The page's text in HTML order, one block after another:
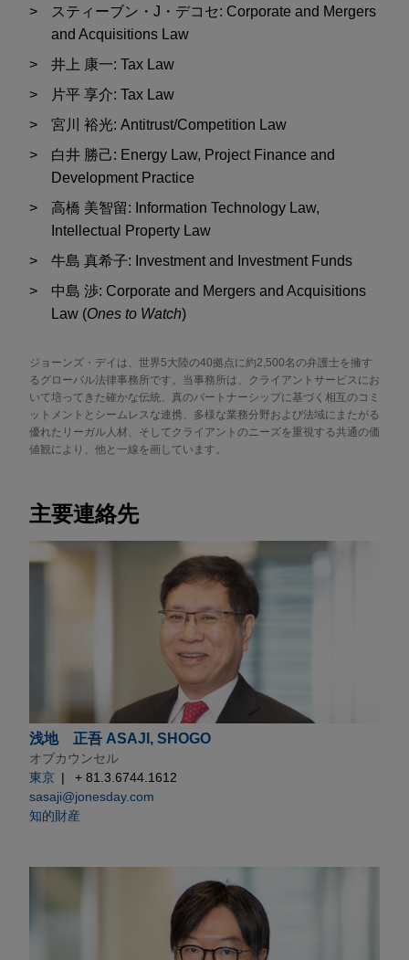
スティーブン・J・デコセ: Corporate and Mergers
and Acquisitions Law
井上 康一: Tax Law
片平 享介: Tax Law
宮川 裕光: Antitrust/Competition Law
白井 勝己: Energy Law, Project Finance and
Development Practice
高橋 美智留: Information Technology Law,
Intellectual Property Law
牛島 真希子: Investment and Investment Funds
中島 渉: Corporate and Mergers and Acquisitions
Law (Ones to Watch)
ジョーンズ・デイは、世界5大陸の40拠点に約2,500名の弁護士を擁す
るグローバル法律事務所です。当事務所は、クライアントサービスにお
いて培ってきた確かな伝統、真のパートナーシップに基づく相互のコミ
ットメントとシームレスな連携、多様な業務分野および法域にまたがる
優れたリーガル人材、そしてクライアントのニーズを重視する共通の価
値観により、他と一線を画しています。
主要連絡先
浅地 正吾 ASAJI, SHOGO
オブカウンセル
東京
+ 81.3.6744.1612
sasaji@jonesday.com
知的財産